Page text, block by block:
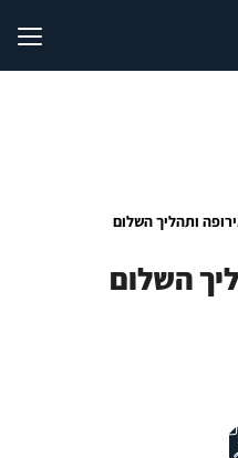
ותהליך השלום
השלום